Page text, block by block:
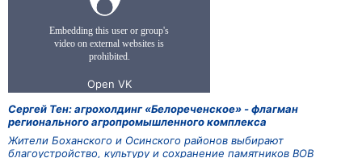
Сергей Тен: агрохолдинг «Белореченское» - флагман
регионального агропромышленного комплекса
Жители Боханского и Осинского районов выбирают
благоустройство, культуру и сохранение памятников ВОВ